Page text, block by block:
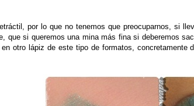
por lo que no tenemos que preocuparnos, si
que si queremos una mina más fina si deberemos
otro lápiz de este tipo de formatos,